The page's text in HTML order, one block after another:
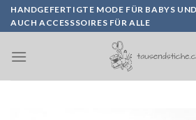
SkipHANDGEFERTIGTE MODE FÜR BABYS
AUCH ACCESSSOIRES FÜR ALLE